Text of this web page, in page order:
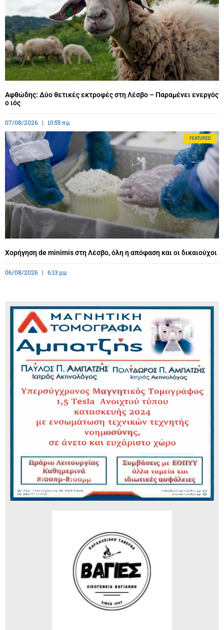
Αφθώδης: Δύο θετικές εκτροφές στη Λέσβο – Παραμένει ενεργός
ο ιός
07/08/2026 10:55 πμ
FEATURED
Χορήγηση de minimis στη Λέσβο, όλη η απόφαση και οι δικαιούχοι
06/08/2026 6:13 μμ